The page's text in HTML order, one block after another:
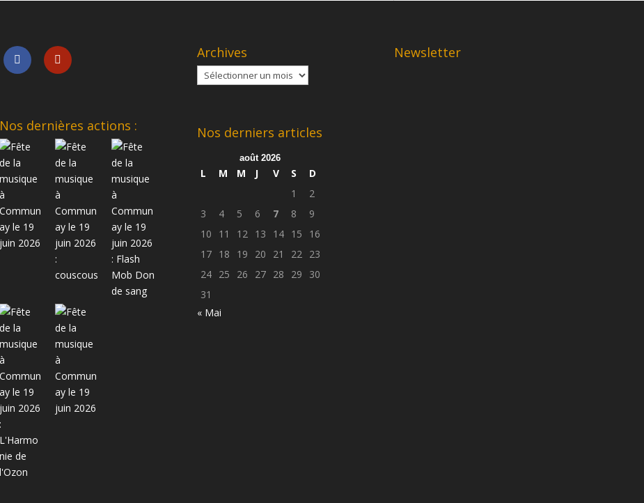
Nos dernières actions :
Archives
Archives
Nos derniers articles
août 2026
L M M J V S
D
1
2
3
4 5 6 7 8
9
10
11 12 13 14 15
16
17
18 19 20 21 22
23
24
25 26 27 28 29
30
31
« Mai
Newsletter